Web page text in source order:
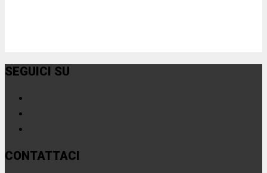
SEGUICI SU
CONTATTACI